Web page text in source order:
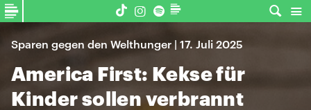
Sparen gegen den Welthunger | 17. Juli 2025
America First: Kekse für
Kinder sollen verbrannt